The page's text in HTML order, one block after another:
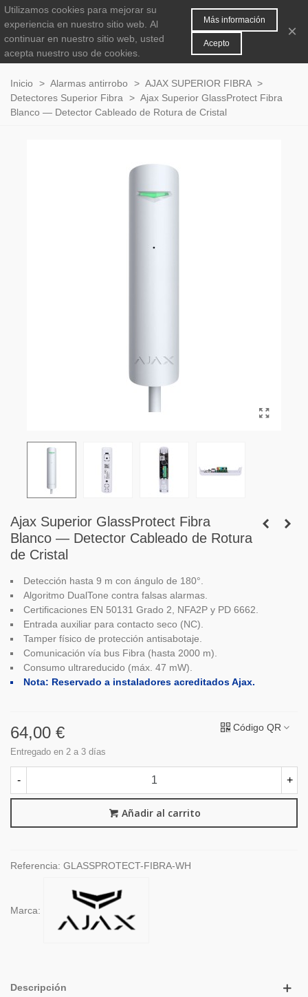
0
Inicio > Alarmas antirrobo > AJAX SUPERIOR FIBRA >
Detectores Superior Fibra
> Ajax Superior GlassProtect Fibra
Blanco — Detector Cableado de Rotura de Cristal
Ajax Superior GlassProtect Fibra
Blanco — Detector Cableado de Rotura
de Cristal
Detección hasta 9 m con ángulo de 180°.
Algoritmo DualTone contra falsas alarmas.
Certificaciones EN 50131 Grado 2, NFA2P y PD 6662.
Entrada auxiliar para contacto seco (NC).
Tamper físico de protección antisabotaje.
Comunicación vía bus Fibra (hasta 2000 m).
Consumo ultrareducido (máx. 47 mW).
Nota: Reservado a instaladores acreditados Ajax.
64,00 €
Entregado en 2 a 3 días
Código QR
- +
Añadir al carrito
Referencia: GLASSPROTECT-FIBRA-WH
Marca:
Descripción
Utilizamos cookies para mejorar su
experiencia en nuestro sitio web. Al
continuar en nuestro sitio web, usted
acepta nuestro uso de cookies.
Más información
Acepto
×